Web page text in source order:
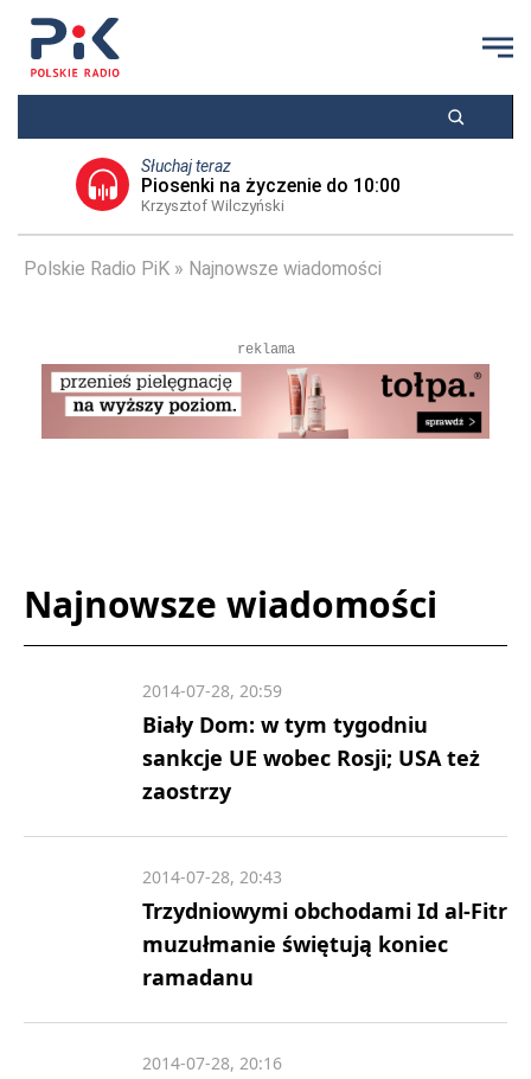
Słuchaj teraz
Piosenki na życzenie do 10:00
Krzysztof Wilczyński
Polskie Radio PiK Najnowsze wiadomości
reklama
Najnowsze wiadomości
Biały Dom: w tym tygodniu
sankcje UE wobec Rosji; USA też
zaostrzy
2014-07-28, 20:59
Trzydniowymi obchodami Id al-Fitr
muzułmanie świętują koniec
ramadanu
2014-07-28, 20:43
2014-07-28, 20:16